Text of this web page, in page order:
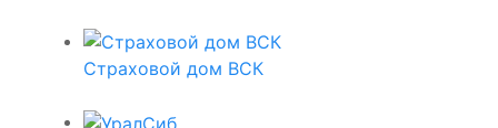
Страховой дом ВСК